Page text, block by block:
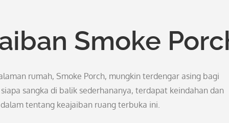
Smoke
rumah, Smoke Porch, mungkin terdengar asing bagi
sangka di balik sederhananya, terdapat keindahan dan
tentang keajaiban ruang terbuka ini.